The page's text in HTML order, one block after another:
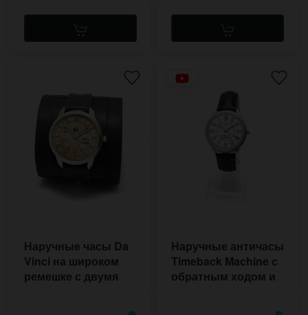
Наручные часы Da
Vinci на широком
ремешке с двумя
Наручные античасы
Timeback Machine с
обратным ходом и